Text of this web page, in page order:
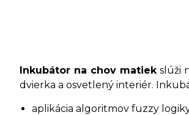
Inkubátor na chov matiek slúži
dvierka a osvetlený interiér.
aplikácia algoritmov fuzzy